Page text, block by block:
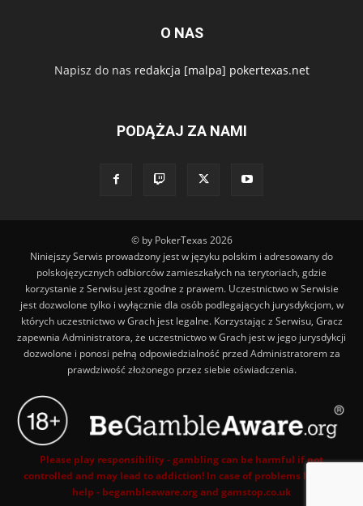
O NAS
Napisz do nas redakcja [malpa] pokertexas.net
PODĄŻAJ ZA NAMI
© by PokerTexas 2026
Niniejszy Serwis prowadzony jest w języku polskim i adresowany do
polskojęzycznych odbiorców zamieszkałych na terytoriach, gdzie
korzystanie z Serwisu jest zgodne z prawem. Uczestnictwo w Serwisie
jest dozwolone tylko i wyłącznie dla osób podlegających jurysdykcjom, w
których uczestnictwo w Grach jest legalne. Korzystając z Serwisu, Gracz
zapewnia Administratora, że uczestnictwo w Grach jest w jego jurysdykcji
dozwolone i ponosi pełną odpowiedzialność przed Administratorem za
prawdziwość złożonego przez siebie oświadczenia.
Please play responsibility - gambling can be harmful if not
controlled and may lead to addiction! In case of problems look for
help - begambleaware.org and gamstop.co.uk